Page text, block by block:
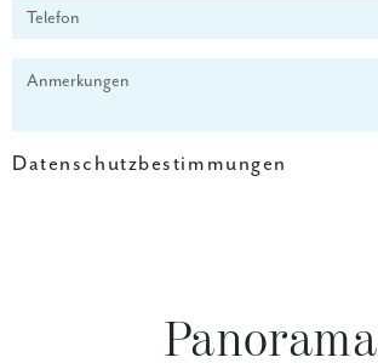
Datenschutzbestimmungen
Panorama